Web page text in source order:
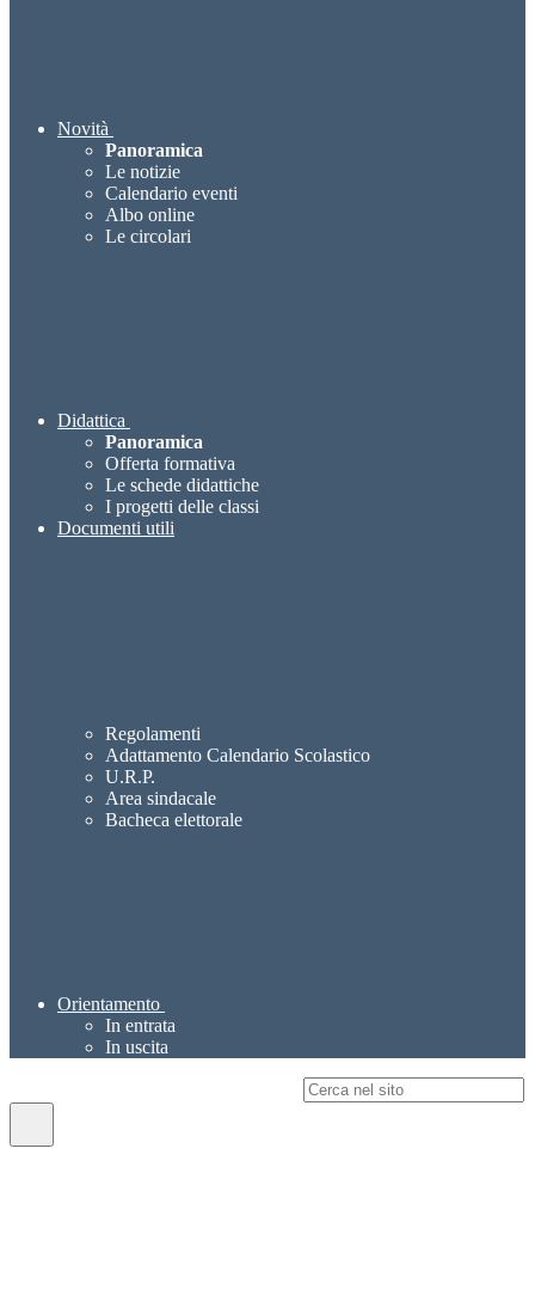
Novità
Panoramica
Le notizie
Calendario eventi
Albo online
Le circolari
Didattica
Panoramica
Offerta formativa
Le schede didattiche
I progetti delle classi
Documenti utili
Regolamenti
Adattamento Calendario Scolastico
U.R.P.
Area sindacale
Bacheca elettorale
Orientamento
In entrata
In uscita